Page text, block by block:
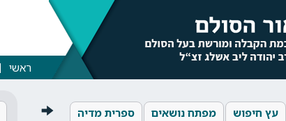
ראשי
עץ חיפוש מפתח נושאים ספרית מדיה